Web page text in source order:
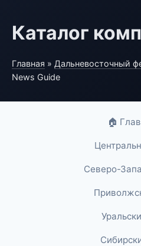
Каталог
Главная » Дальневосточный
News Guide
🏠
Северо-